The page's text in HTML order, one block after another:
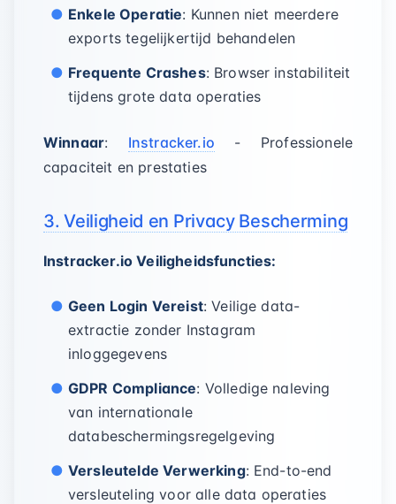
Enkele Operatie: Kunnen niet meerdere
exports tegelijkertijd behandelen
Frequente Crashes: Browser instabiliteit
tijdens grote data operaties
Winnaar: Instracker.io - Professionele
capaciteit en prestaties
3. Veiligheid en Privacy Bescherming
Instracker.io Veiligheidsfuncties:
Geen Login Vereist: Veilige data-
extractie zonder Instagram
inloggegevens
GDPR Compliance: Volledige naleving
van internationale
databeschermingsregelgeving
Versleutelde Verwerking: End-to-end
versleuteling voor alle data operaties